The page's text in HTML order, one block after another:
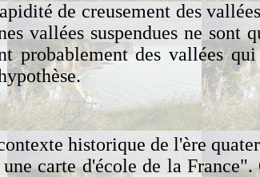
de creusement des
vallées suspendues ne sont
probablement des vallées
historique de l'ère
carte d'école de la